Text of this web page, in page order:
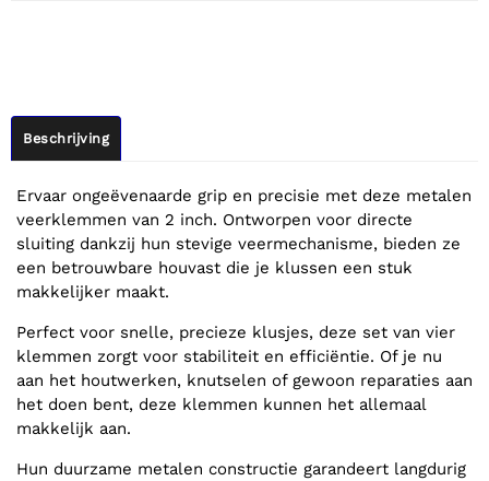
Beschrijving
Ervaar ongeëvenaarde grip en precisie met deze metalen
veerklemmen van 2 inch. Ontworpen voor directe
sluiting dankzij hun stevige veermechanisme, bieden ze
een betrouwbare houvast die je klussen een stuk
makkelijker maakt.
Perfect voor snelle, precieze klusjes, deze set van vier
klemmen zorgt voor stabiliteit en efficiëntie. Of je nu
aan het houtwerken, knutselen of gewoon reparaties aan
het doen bent, deze klemmen kunnen het allemaal
makkelijk aan.
Hun duurzame metalen constructie garandeert langdurig